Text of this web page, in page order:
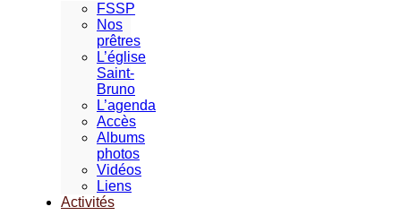
FSSP
Nos
prêtres
L’église
Saint-
Bruno
L’agenda
Accès
Albums
photos
Vidéos
Liens
Activités